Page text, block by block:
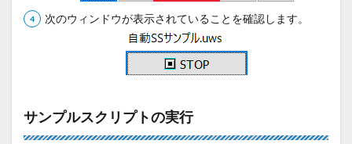
次のウィンドウが表示されていることを確認します。
サンプルスクリプトの実行